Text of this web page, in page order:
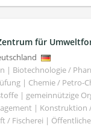
für
| Biotechnologie /
| Chemie / Petro-
| gemeinnützige
|
/ Fischerei |